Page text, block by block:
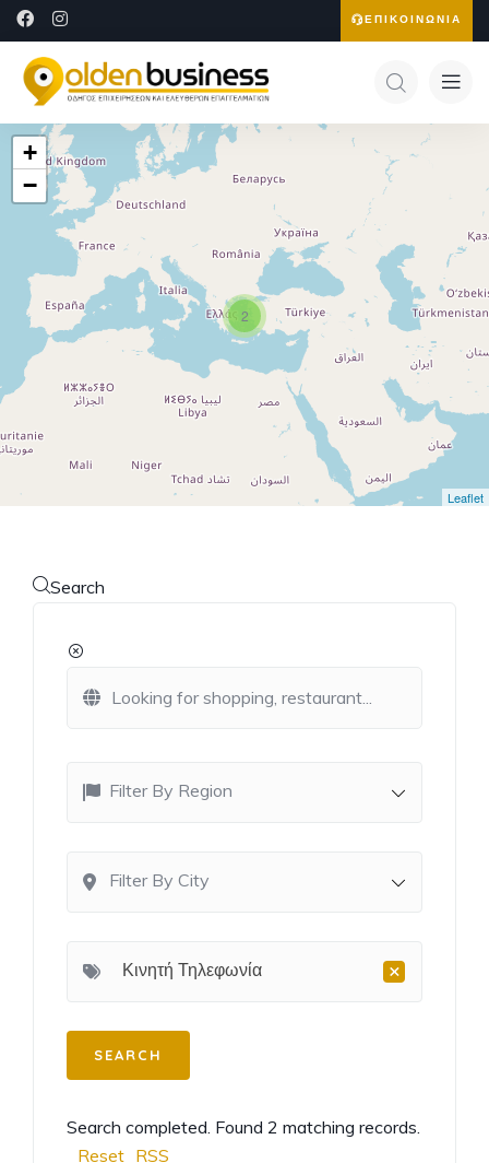
ΕΠΙΚΟΙΝΩΝΙΑ
2
+
−
Leaflet
Search
Filter By Region
Filter By City
×
Κινητή Τηλεφωνία
Search completed. Found 2 matching records.
Reset RSS